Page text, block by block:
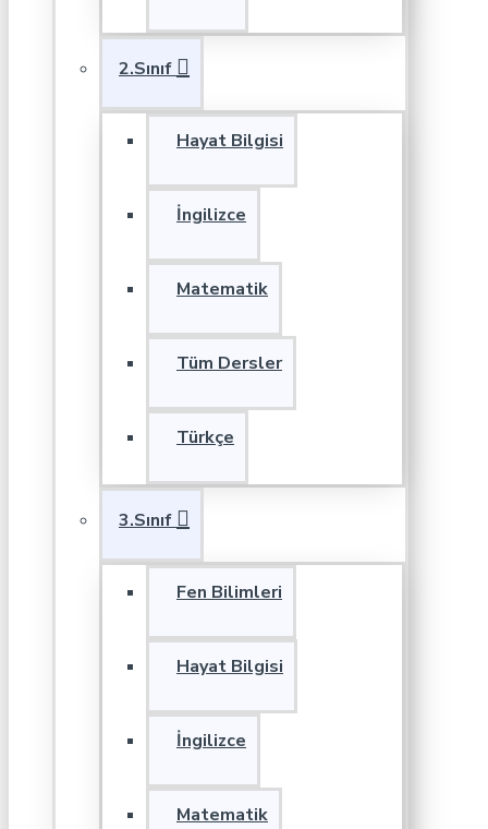
2.Sınıf
Hayat Bilgisi
İngilizce
Matematik
Tüm Dersler
Türkçe
3.Sınıf
Fen Bilimleri
Hayat Bilgisi
İngilizce
Matematik